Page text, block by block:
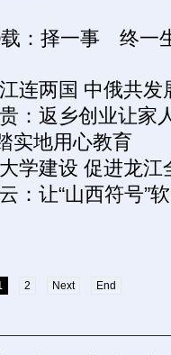
载：择一事 终一
连两国 中俄共发
：返乡创业让家
实地用心教育
学建设 促进龙江
：让“山西符号”
2 Next End